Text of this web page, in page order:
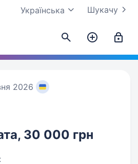
Шукачу
Українська
2026
30 000 грн